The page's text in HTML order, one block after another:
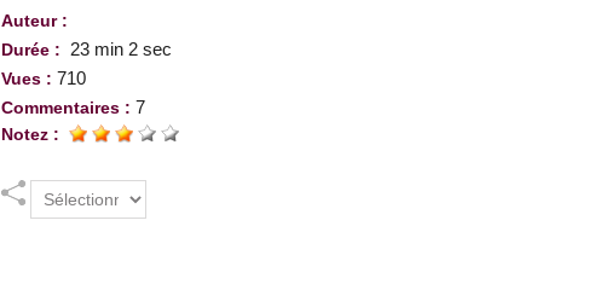
Auteur :
Durée :
23 min 2 sec
Vues : 710
Commentaires : 7
Notez :